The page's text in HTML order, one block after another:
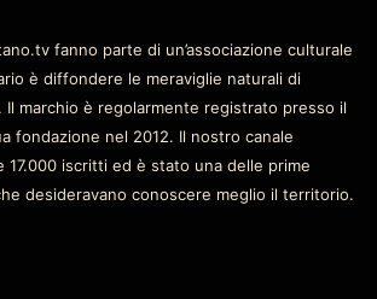
fanno parte di un’associazione culturale
è diffondere le meraviglie naturali di
Il marchio è regolarmente registrato presso il
fondazione nel 2012. Il nostro canale
17.000 iscritti ed è stato una delle prime
desideravano conoscere meglio il territorio.